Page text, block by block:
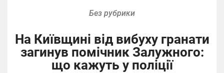
Без рубрики
На Київщині від вибуху гранати
загинув помічник Залужного:
що кажуть у поліції